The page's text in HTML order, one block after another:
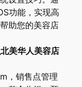
功能，实现高
助您的美容店
美华人美容店
，销售点管理